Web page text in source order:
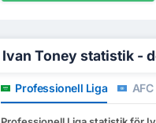
Ivan Toney statistik -
Professionell Liga